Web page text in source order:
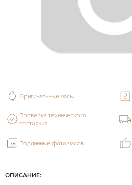
ОПИСАНИЕ:
Оригинальные часы
Проверка технического
состояния
Подлинные фото часов